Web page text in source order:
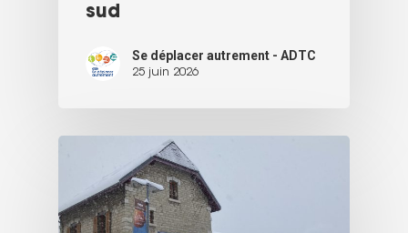
sud
Se déplacer autrement - ADTC
25 juin 2026